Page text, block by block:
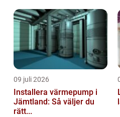
09 juli 2026
Installera värmepump i
Jämtland: Så väljer du
rätt...